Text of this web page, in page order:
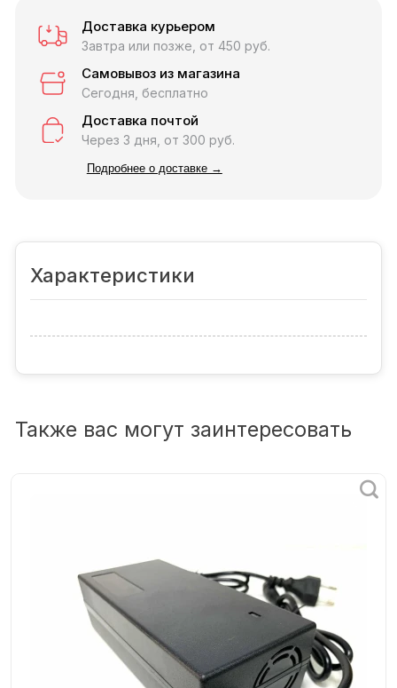
Доставка курьером
Завтра или позже, от 450 руб.
Самовывоз из магазина
Сегодня, бесплатно
Доставка почтой
Через 3 дня, от 300 руб.
Подробнее о доставке →
Характеристики
Также вас могут заинтересовать